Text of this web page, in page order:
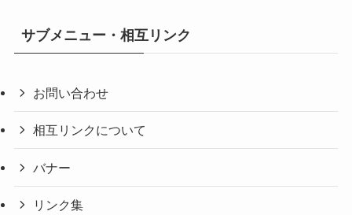
サブメニュー・相互リンク
お問い合わせ
相互リンクについて
バナー
リンク集